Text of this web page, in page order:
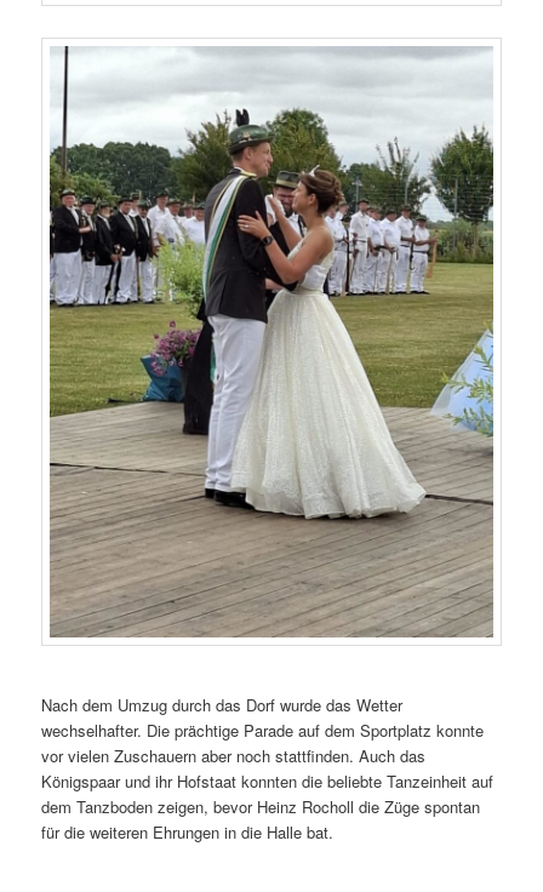
Nach dem Umzug durch das Dorf wurde das Wetter
wechselhafter. Die prächtige Parade auf dem Sportplatz konnte
vor vielen Zuschauern aber noch stattfinden. Auch das
Königspaar und ihr Hofstaat konnten die beliebte Tanzeinheit auf
dem Tanzboden zeigen, bevor Heinz Rocholl die Züge spontan
für die weiteren Ehrungen in die Halle bat.